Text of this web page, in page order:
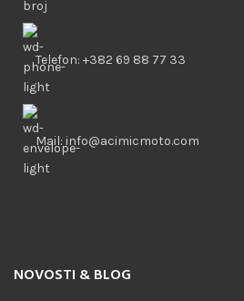
Telefon: +382 69 88 77 33
Mail: info@acimicmoto.com
NOVOSTI & BLOG